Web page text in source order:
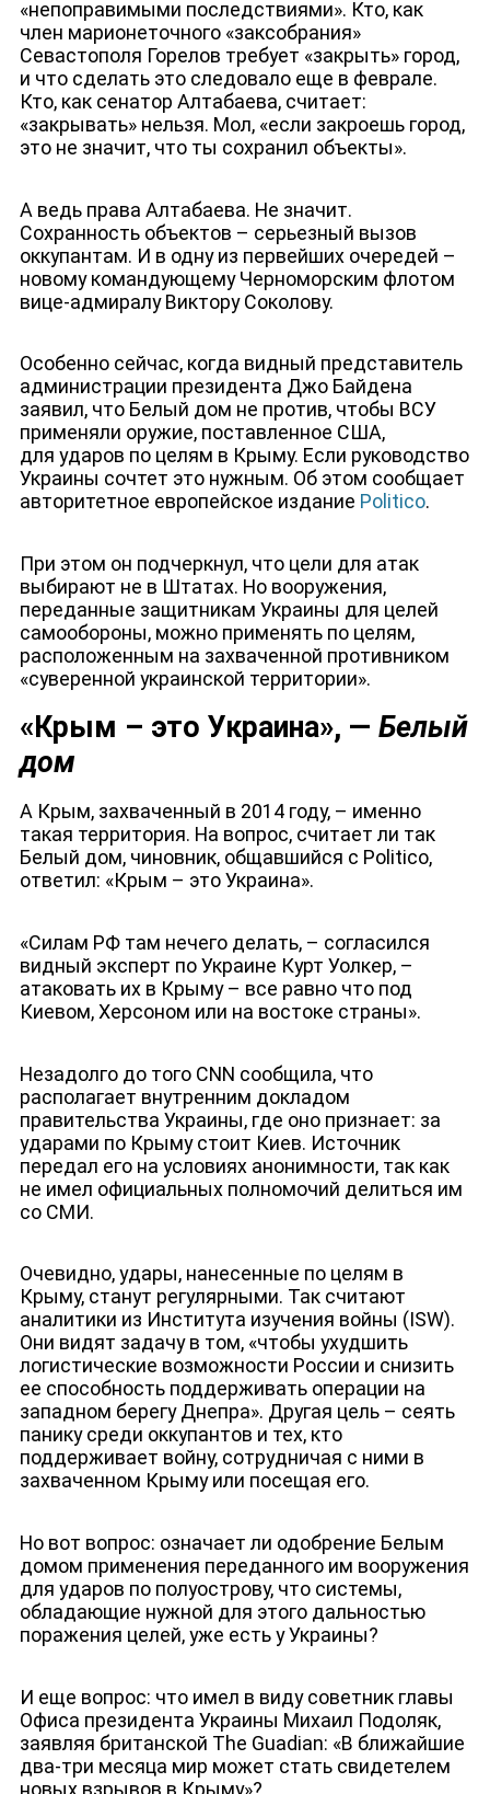
ЮТУБ-КАНАЛ
«непоправимыми последствиями». Кто, как
член марионеточного «заксобрания»
Севастополя Горелов требует «закрыть» город,
и что сделать это следовало еще в феврале.
Кто, как сенатор Алтабаева, считает:
«закрывать» нельзя. Мол, «если закроешь город,
это не значит, что ты сохранил объекты».
А ведь права Алтабаева. Не значит.
Сохранность объектов – серьезный вызов
оккупантам. И в одну из первейших очередей –
новому командующему Черноморским флотом
вице-адмиралу Виктору Соколову.
Особенно сейчас, когда видный представитель
администрации президента Джо Байдена
заявил, что Белый дом не против, чтобы ВСУ
применяли оружие, поставленное США,
для ударов по целям в Крыму. Если руководство
Украины сочтет это нужным. Об этом сообщает
авторитетное европейское издание Politico.
При этом он подчеркнул, что цели для атак
выбирают не в Штатах. Но вооружения,
переданные защитникам Украины для целей
самообороны, можно применять по целям,
расположенным на захваченной противником
«суверенной украинской территории».
«Крым – это Украина», — Белый
дом
А Крым, захваченный в 2014 году, – именно
такая территория. На вопрос, считает ли так
Белый дом, чиновник, общавшийся с Politico,
ответил: «Крым – это Украина».
«Силам РФ там нечего делать, – согласился
видный эксперт по Украине Курт Уолкер, –
атаковать их в Крыму – все равно что под
Киевом, Херсоном или на востоке страны».
Незадолго до того CNN сообщила, что
располагает внутренним докладом
правительства Украины, где оно признает: за
ударами по Крыму стоит Киев. Источник
передал его на условиях анонимности, так как
не имел официальных полномочий делиться им
со СМИ.
Очевидно, удары, нанесенные по целям в
Крыму, станут регулярными. Так считают
аналитики из Института изучения войны (ISW).
Они видят задачу в том, «чтобы ухудшить
логистические возможности России и снизить
ее способность поддерживать операции на
западном берегу Днепра». Другая цель – сеять
панику среди оккупантов и тех, кто
поддерживает войну, сотрудничая с ними в
захваченном Крыму или посещая его.
Но вот вопрос: означает ли одобрение Белым
домом применения переданного им вооружения
для ударов по полуострову, что системы,
обладающие нужной для этого дальностью
поражения целей, уже есть у Украины?
И еще вопрос: что имел в виду советник главы
Офиса президента Украины Михаил Подоляк,
заявляя британской The Guadian: «В ближайшие
два-три месяца мир может стать свидетелем
новых взрывов в Крыму»?